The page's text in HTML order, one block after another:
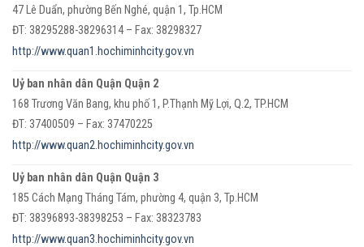
47 Lê Duẩn, phường Bến Nghé, quận 1, Tp.HCM
ĐT: 38295288-38296314 – Fax: 38298327
http://www.quan1.hochiminhcity.gov.vn
Uỷ ban nhân dân Quận Quận 2
168 Trương Văn Bang, khu phố 1, P.Thạnh Mỹ Lợi, Q.2, TP.HCM
ĐT: 37400509 – Fax: 37470225
http://www.quan2.hochiminhcity.gov.vn
Uỷ ban nhân dân Quận Quận 3
185 Cách Mạng Tháng Tám, phường 4, quận 3, Tp.HCM
ĐT: 38396893-38398253 – Fax: 38323783
http://www.quan3.hochiminhcity.gov.vn